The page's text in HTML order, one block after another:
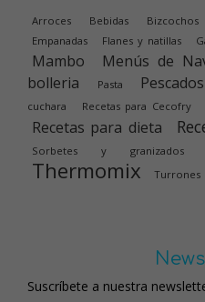
Arroces Bebidas Bizcochos
Empanadas Flanes y natillas
Mambo Menús de
bolleria
Pasta Pescados
cuchara
Recetas para Cecofry
Recetas para dieta
Sorbetes y granizados
Thermomix Turrones
Suscríbete a nuestra